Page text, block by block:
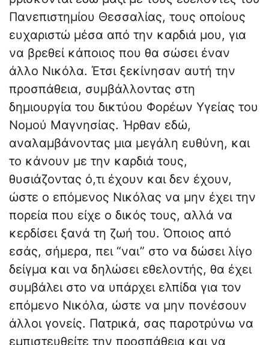
Πανεπιστημίου Θεσσαλίας, τους οποίους
ευχαριστώ μέσα από την καρδιά μου, για
να βρεθεί κάποιος που θα σώσει έναν
άλλο Νικόλα. Έτσι ξεκίνησαν αυτή την
προσπάθεια, συμβάλλοντας στη
δημιουργία του δικτύου Φορέων Υγείας του
Νομού Μαγνησίας. Ήρθαν εδώ,
αναλαμβάνοντας μια μεγάλη ευθύνη, και
το κάνουν με την καρδιά τους,
θυσιάζοντας ό,τι έχουν και δεν έχουν,
ώστε ο επόμενος Νικόλας να μην έχει την
πορεία που είχε ο δικός τους, αλλά να
κερδίσει ξανά τη ζωή του. Όποιος από
εσάς, σήμερα, πει “ναι” στο να δώσει λίγο
δείγμα και να δηλώσει εθελοντής, θα έχει
συμβάλει στο να υπάρχει ελπίδα για τον
επόμενο Νικόλα, ώστε να μην πονέσουν
άλλοι γονείς. Πατρικά, σας παροτρύνω να
εμπιστευθείτε την προσπάθεια και να